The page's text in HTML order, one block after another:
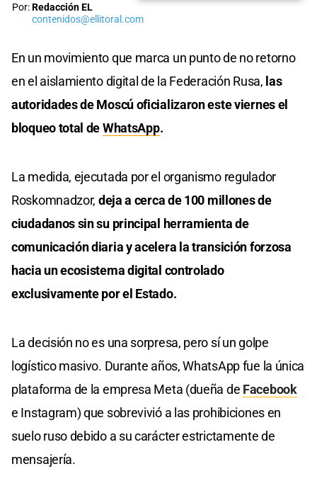
Por:Redacción EL
contenidos@ellitoral.com
En un movimiento que marca un punto de no retorno
en el aislamiento digital de la Federación Rusa, las
autoridades de Moscú oficializaron este viernes el
bloqueo total deWhatsApp.
La medida, ejecutada por el organismo regulador
Roskomnadzor, deja a cerca de 100 millones de
ciudadanos sin su principal herramienta de
comunicación diaria y acelera la transición forzosa
hacia un ecosistema digital controlado
exclusivamente por el Estado.
La decisión no es una sorpresa, pero sí un golpe
logístico masivo. Durante años, WhatsApp fue la única
plataforma de la empresa Meta (dueña de Facebook
e Instagram) que sobrevivió a las prohibiciones en
suelo ruso debido a su carácter estrictamente de
mensajería.